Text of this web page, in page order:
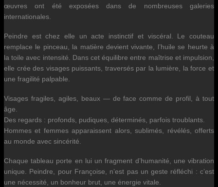
œuvres ont été exposées dans de nombreuses galeries
internationales.
Peindre est chez elle un acte instinctif et viscéral. Le couteau
remplace le pinceau, la matière devient vivante, l’huile se heurte à
la toile avec intensité. Dans cet équilibre entre maîtrise et impulsion,
elle crée des visages puissants, traversés par la lumière, la force et
une fragilité palpable.
Visages fragiles, agiles, beaux — de face comme de profil, à tout
âge.
Des regards : profonds, pudiques, déterminés, parfois troublants.
Hommes et femmes apparaissent alors, sublimés, révélés, offerts
au monde avec sincérité.
Chaque tableau porte en lui un fragment d’humanité, une vibration
unique. Peindre, pour Françoise, n’est pas un geste réfléchi : c’est
une nécessité, un bonheur brut, une énergie vitale.